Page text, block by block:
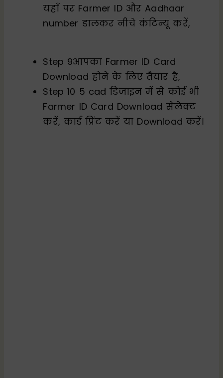
यहाँ पर Farmer ID और Aadhaar
number डालकर नीचे कंटिन्यू करें,
Step 9आपका Farmer ID Card
Download होने के लिए तैयार है,
Step 10 5 cad डिजाइन में से कोई भी
Farmer ID Card Download सेलेक्ट
करें, कार्ड प्रिंट करें या Download करें।